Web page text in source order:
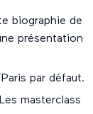
biographie de
présentation
par défaut.
masterclass